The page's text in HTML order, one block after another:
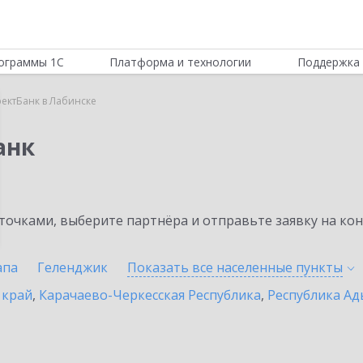
1С Платформа и технологии Поддержка
в Лабинске
выберите партнёра и отправьте заявку на
Геленджик Показать все населенные пункты
, Карачаево-Черкесская Республика, Республика